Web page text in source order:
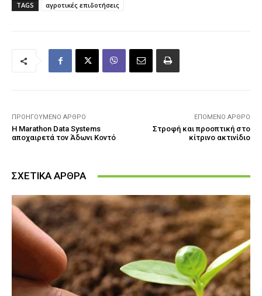
TAGS αγροτικές επιδοτήσεις
ΠΡΟΗΓΟΎΜΕΝΟ ΆΡΘΡΟ
Η Marathon Data Systems
αποχαιρετά τον Άδωνι Κοντό
ΕΠΌΜΕΝΟ ΆΡΘΡΟ
Στροφή και προοπτική στο
κίτρινο ακτινίδιο
ΣΧΕΤΙΚΑ ΑΡΘΡΑ